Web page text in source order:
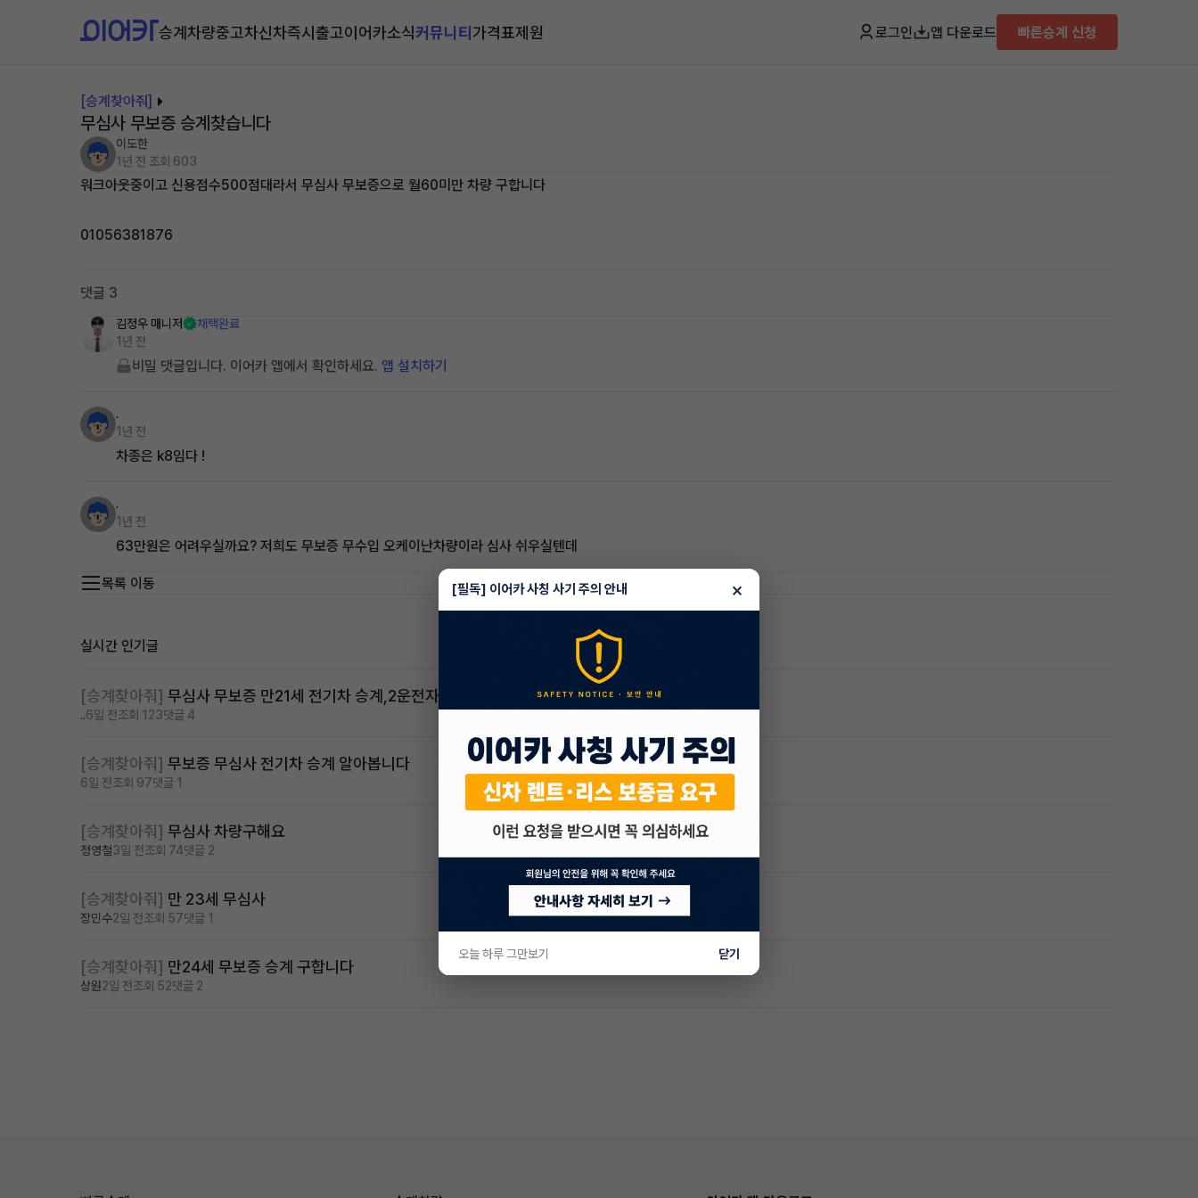
승계차량중고차신차즉시출고이어카소식커뮤니티가격표제원 로그인 앱 다운로드 빠른승계 신청
[승계찾아줘]
무심사 무보증 승계찾습니다
이도한
1년 전 조회 603
워크아웃중이고 신용점수500점대라서 무심사 무보증으로 월60미만 차량 구합니다
01056381876
댓글 3
김정우 매니저
채택완료
1년 전
비밀 댓글입니다. 이어카 앱에서 확인하세요. 앱 설치하기
.
1년 전
차종은 k8임다 !
.
1년 전
63만원은 어려우실까요? 저희도 무보증 무수입 오케이난차량이라 심사 쉬우실텐데
목록 이동
실시간 인기글
[승계찾아줘] 무심사 무보증 만21세 전기차 승계,2운전자
..6일 전조회 123댓글 4
[승계찾아줘] 무보증 무심사 전기차 승계 알아봅니다
6일 전조회 97댓글 1
[승계찾아줘] 무심사 차량구해요
정영철3일 전조회 74댓글 2
[승계찾아줘] 만 23세 무심사
장민수2일 전조회 57댓글 1
[승계찾아줘] 만24세 무보증 승계 구합니다
상원2일 전조회 52댓글 2
[필독] 이어카 사칭 사기 주의 안내 ×
오늘 하루 그만보기 닫기